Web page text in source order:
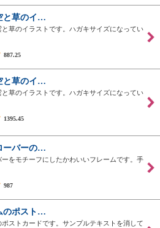
と草のイ…
草のイラストです。ハガキサイズになってい
887.25
と草のイ…
草のイラストです。ハガキサイズになってい
1395.45
ーバーの…
をモチーフにしたかわいいフレームです。手
987
のポスト…
ストカードです。サンプルテキストを消して